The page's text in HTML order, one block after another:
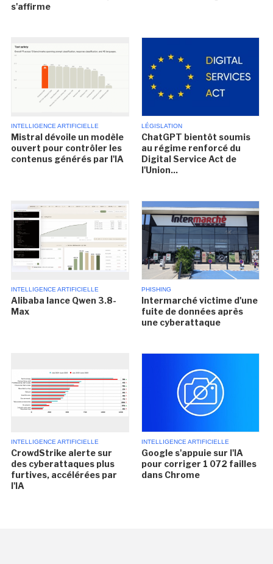
s'affirme
INTELLIGENCE ARTIFICIELLE
Mistral dévoile un modèle
ouvert pour contrôler les
contenus générés par l'IA
LÉGISLATION
ChatGPT bientôt soumis
au régime renforcé du
Digital Service Act de
l'Union...
INTELLIGENCE ARTIFICIELLE
Alibaba lance Qwen 3.8-
Max
PHISHING
Intermarché victime d'une
fuite de données après
une cyberattaque
INTELLIGENCE ARTIFICIELLE
CrowdStrike alerte sur
des cyberattaques plus
furtives, accélérées par
l'IA
INTELLIGENCE ARTIFICIELLE
Google s'appuie sur l'IA
pour corriger 1 072 failles
dans Chrome